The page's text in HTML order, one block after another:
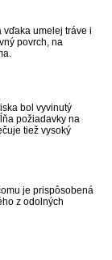
vďaka umelej tráve i
povrch, na
bol vyvinutý
požiadavky na
tiež vysoký
je prispôsobená
z odolných